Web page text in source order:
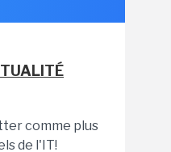
comme plus
de l'IT!